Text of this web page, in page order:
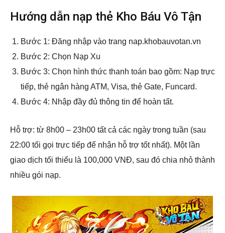
Hướng dẫn nạp thẻ Kho Báu Vô Tận
Bước 1: Đăng nhập vào trang nap.khobauvotan.vn
Bước 2: Chọn Nạp Xu
Bước 3: Chọn hình thức thanh toán bao gồm: Nạp trực
tiếp, thẻ ngân hàng ATM, Visa, thẻ Gate, Funcard.
Bước 4: Nhập đầy đủ thông tin để hoàn tất.
Hỗ trợ: từ 8h00 – 23h00 tất cả các ngày trong tuần (sau
22:00 tối gọi trực tiếp để nhận hỗ trợ tốt nhất). Một lần
giao dịch tối thiểu là 100,000 VNĐ, sau đó chia nhỏ thành
nhiều gói nạp.